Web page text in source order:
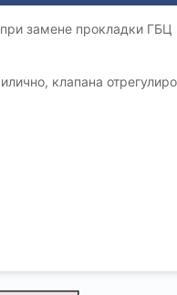
замене прокладки
клапана